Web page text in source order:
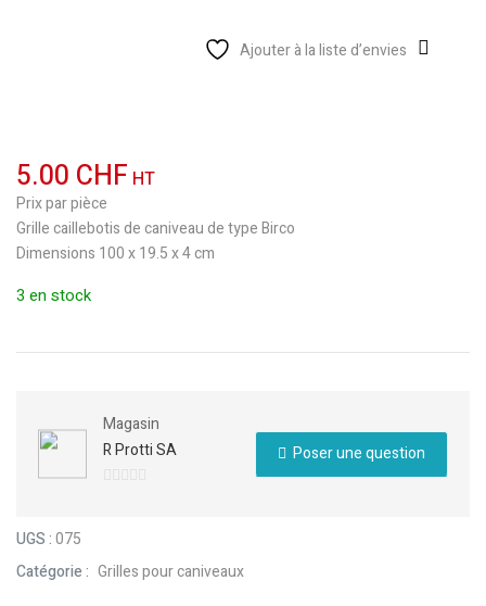
Ajouter à la liste d’envies
5.00 CHF HT
Prix par pièce
Grille caillebotis de caniveau de type Birco
Dimensions 100 x 19.5 x 4 cm
3 en stock
Magasin
R Protti SA
Poser une question
UGS :075
Catégorie : Grilles pour caniveaux